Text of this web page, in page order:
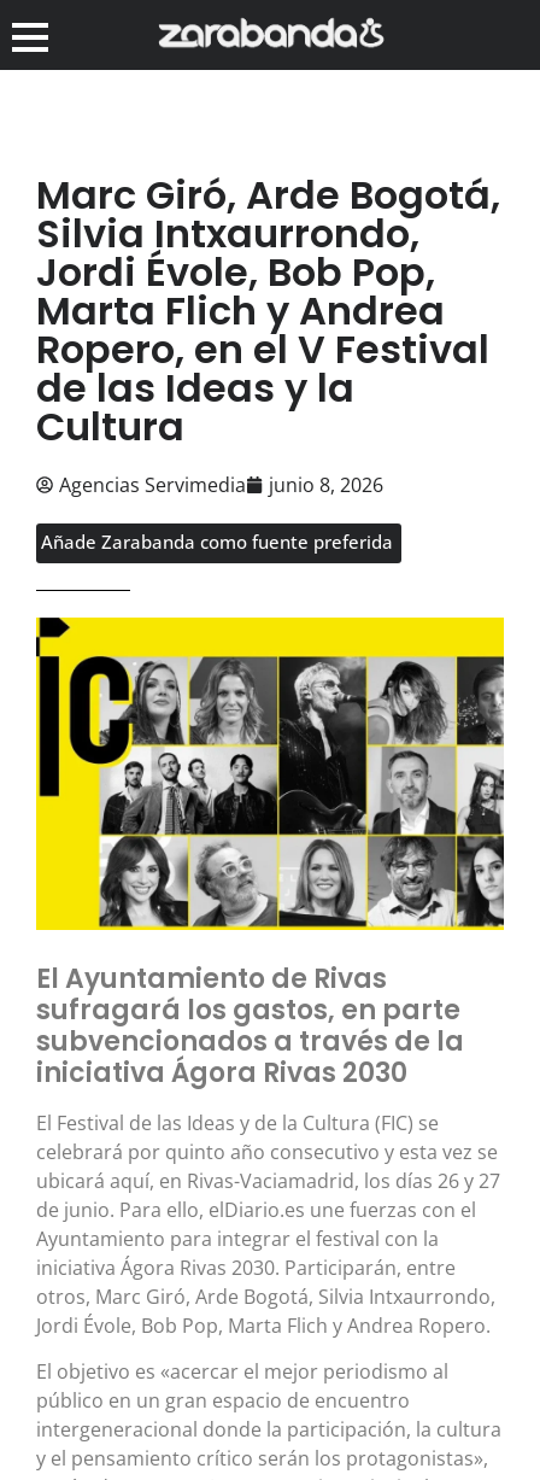
Marc Giró, Arde Bogotá,
Silvia Intxaurrondo,
Jordi Évole, Bob Pop,
Marta Flich y Andrea
Ropero, en el V Festival
de las Ideas y la
Cultura
Agencias Servimedia junio 8, 2026
Añade Zarabanda como fuente preferida
El Ayuntamiento de Rivas
sufragará los gastos, en parte
subvencionados a través de la
iniciativa Ágora Rivas 2030
El Festival de las Ideas y de la Cultura (FIC) se
celebrará por quinto año consecutivo y esta vez se
ubicará aquí, en Rivas-Vaciamadrid, los días 26 y 27
de junio. Para ello, elDiario.es une fuerzas con el
Ayuntamiento para integrar el festival con la
iniciativa Ágora Rivas 2030. Participarán, entre
otros, Marc Giró, Arde Bogotá, Silvia Intxaurrondo,
Jordi Évole, Bob Pop, Marta Flich y Andrea Ropero.
El objetivo es «acercar el mejor periodismo al
público en un gran espacio de encuentro
intergeneracional donde la participación, la cultura
y el pensamiento crítico serán los protagonistas»,